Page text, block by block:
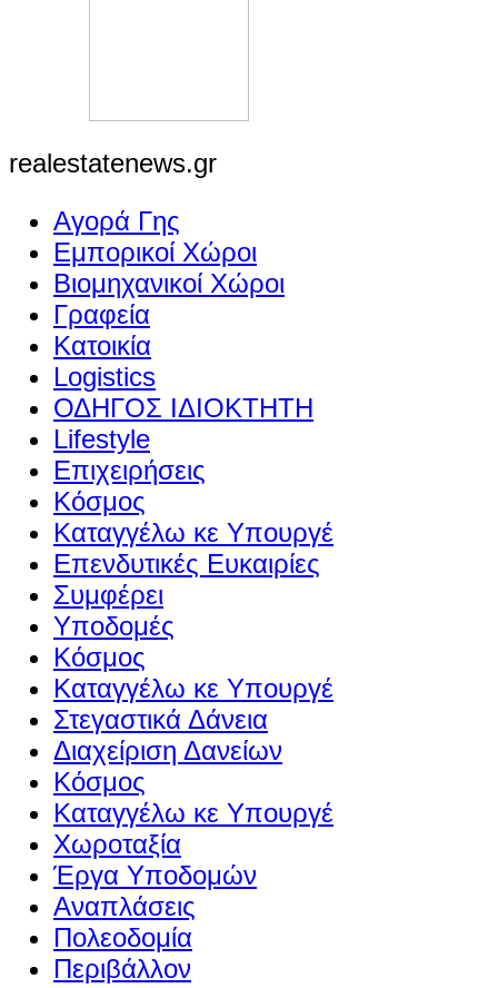
realestatenews.gr
Αγορά Γης
Εμπορικοί Χώροι
Βιομηχανικοί Χώροι
Γραφεία
Κατοικία
Logistics
ΟΔΗΓΟΣ ΙΔΙΟΚΤΗΤΗ
Lifestyle
Επιχειρήσεις
Κόσμος
Καταγγέλω κε Υπουργέ
Επενδυτικές Ευκαιρίες
Συμφέρει
Υποδομές
Κόσμος
Καταγγέλω κε Υπουργέ
Στεγαστικά Δάνεια
Διαχείριση Δανείων
Κόσμος
Καταγγέλω κε Υπουργέ
Χωροταξία
Έργα Υποδομών
Αναπλάσεις
Πολεοδομία
Περιβάλλον